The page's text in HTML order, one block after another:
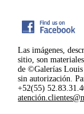
Las imágenes,
sitio, son
de ©Galerías Louis
sin autorización.
+52(55)